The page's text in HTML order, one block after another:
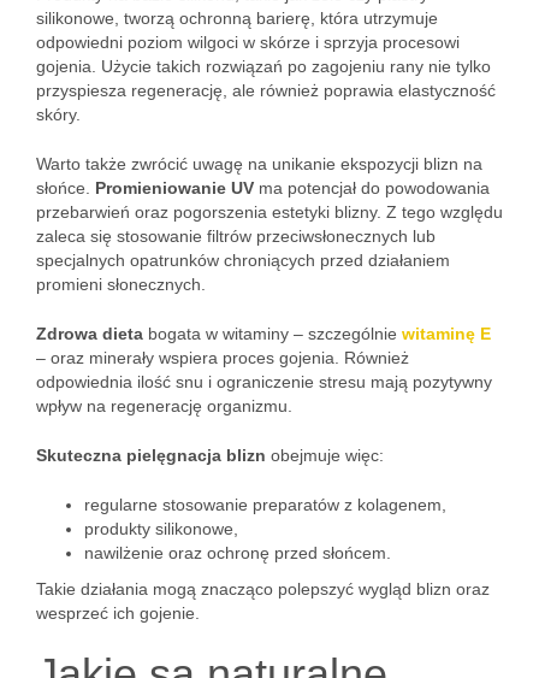
silikonowe, tworzą ochronną barierę, która utrzymuje
odpowiedni poziom wilgoci w skórze i sprzyja procesowi
gojenia. Użycie takich rozwiązań po zagojeniu rany nie tylko
przyspiesza regenerację, ale również poprawia elastyczność
skóry.
Warto także zwrócić uwagę na unikanie ekspozycji blizn na
słońce. Promieniowanie UV ma potencjał do powodowania
przebarwień oraz pogorszenia estetyki blizny. Z tego względu
zaleca się stosowanie filtrów przeciwsłonecznych lub
specjalnych opatrunków chroniących przed działaniem
promieni słonecznych.
Zdrowa dieta bogata w witaminy – szczególnie witaminę E
– oraz minerały wspiera proces gojenia. Również
odpowiednia ilość snu i ograniczenie stresu mają pozytywny
wpływ na regenerację organizmu.
Skuteczna pielęgnacja blizn obejmuje więc:
regularne stosowanie preparatów z kolagenem,
produkty silikonowe,
nawilżenie oraz ochronę przed słońcem.
Takie działania mogą znacząco polepszyć wygląd blizn oraz
wesprzeć ich gojenie.